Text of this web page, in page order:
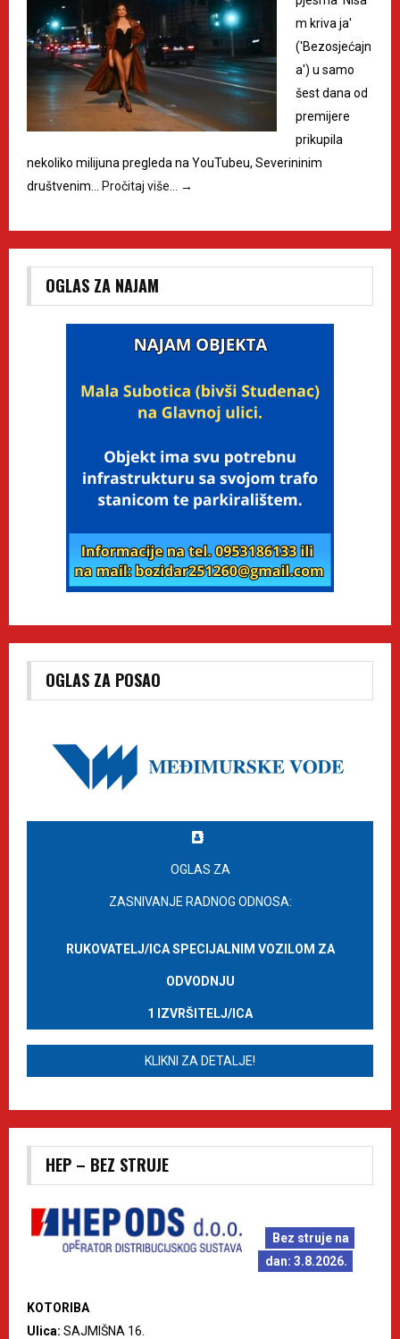
m kriva ja'
('Bezosjećajn
a') u samo
šest dana od
premijere
prikupila
nekoliko milijuna pregleda na YouTubeu, Severininim
društvenim…
Pročitaj više… →
OGLAS ZA NAJAM
OGLAS ZA POSAO
OGLAS ZA
ZASNIVANJE RADNOG ODNOSA:
RUKOVATELJ/ICA SPECIJALNIM VOZILOM ZA
ODVODNJU
1 IZVRŠITELJ/ICA
KLIKNI ZA DETALJE!
HEP – BEZ STRUJE
Bez struje na
dan: 3.8.2026.
KOTORIBA
Ulica: SAJMIŠNA 16.